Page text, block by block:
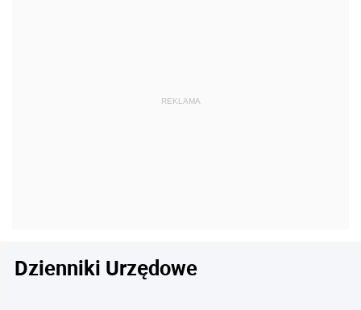
Dzienniki Urzędowe